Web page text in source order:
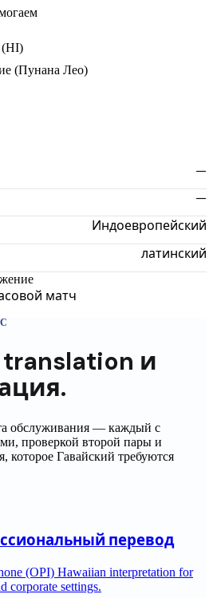
(HI)
(Пунана Лео)
—
—
Индоевропейский
латинский
матч
translation и
обслуживания — каждый с
проверкой второй пары и
которое Гавайский требуются
перевод
(OPI) Hawaiian interpretation for
corporate settings.